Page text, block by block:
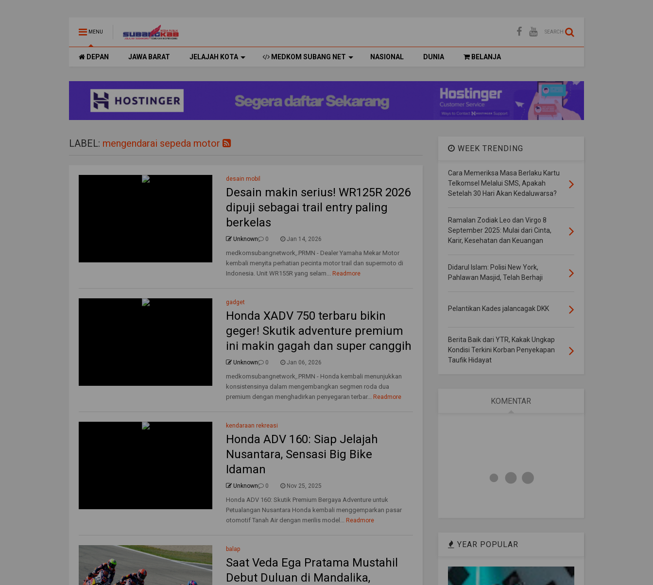
MENU SEARCH
DEPAN JAWA BARAT JELAJAH KOTA MEDKOM SUBANG NET NASIONAL DUNIA BELANJA
LABEL: mengendarai sepeda motor
desain mobil
Desain makin serius! WR125R 2026
dipuji sebagai trail entry paling
berkelas
Unknown 0 Jan 14, 2026
medkomsubangnetwork,.PRMN - Dealer Yamaha Mekar Motor
kembali menyita perhatian pecinta motor trail dan supermoto di
Indonesia. Unit WR155R yang selam...
Readmore
gadget
Honda XADV 750 terbaru bikin
geger! Skutik adventure premium
ini makin gagah dan super canggih
Unknown 0 Jan 06, 2026
medkomsubangnetwork,.PRMN - Honda kembali menunjukkan
konsistensinya dalam mengembangkan segmen roda dua
premium dengan menghadirkan penyegaran terbar...
Readmore
kendaraan rekreasi
Honda ADV 160: Siap Jelajah
Nusantara, Sensasi Big Bike
Idaman
Unknown 0 Nov 25, 2025
Honda ADV 160: Skutik Premium Bergaya Adventure untuk
Petualangan Nusantara Honda kembali menggemparkan pasar
otomotif Tanah Air dengan merilis model...
Readmore
balap
Saat Veda Ega Pratama Mustahil
Debut Duluan di Mandalika,
WEEK TRENDING
Cara Memeriksa Masa Berlaku Kartu
Telkomsel Melalui SMS, Apakah
Setelah 30 Hari Akan Kedaluwarsa?
Ramalan Zodiak Leo dan Virgo 8
September 2025: Mulai dari Cinta,
Karir, Kesehatan dan Keuangan
Didarul Islam: Polisi New York,
Pahlawan Masjid, Telah Berhaji
Pelantikan Kades jalancagak DKK
Berita Baik dari YTR, Kakak Ungkap
Kondisi Terkini Korban Penyekapan
Taufik Hidayat
KOMENTAR
YEAR POPULAR